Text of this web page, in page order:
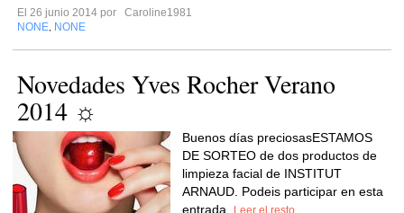
El 26 junio 2014 por
Caroline1981
NONE NONE
Novedades Yves Rocher Verano
2014 ☼
Buenos días preciosasESTAMOS
DE SORTEO de dos productos de
limpieza facial de INSTITUT
ARNAUD. Podeis participar en esta
entrada.
Leer el resto